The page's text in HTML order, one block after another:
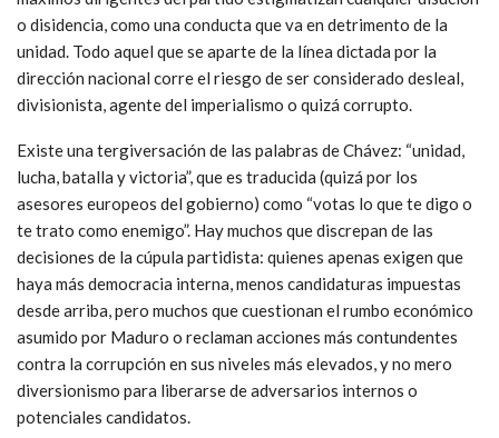
o disidencia, como una conducta que va en detrimento de la
unidad. Todo aquel que se aparte de la línea dictada por la
dirección nacional corre el riesgo de ser considerado desleal,
divisionista, agente del imperialismo o quizá corrupto.
Existe una tergiversación de las palabras de Chávez: “unidad,
lucha, batalla y victoria”, que es traducida (quizá por los
asesores europeos del gobierno) como “votas lo que te digo o
te trato como enemigo”. Hay muchos que discrepan de las
decisiones de la cúpula partidista: quienes apenas exigen que
haya más democracia interna, menos candidaturas impuestas
desde arriba, pero muchos que cuestionan el rumbo económico
asumido por Maduro o reclaman acciones más contundentes
contra la corrupción en sus niveles más elevados, y no mero
diversionismo para liberarse de adversarios internos o
potenciales candidatos.